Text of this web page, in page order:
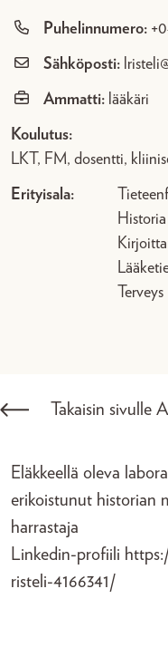
Puhelinnumero:
Sähköposti:
Ammatti: lääkäri
Koulutus:
LKT, FM, dosentti,
Erityisala:
Historia
Terveys
Takaisin sivulle
Eläkkeellä oleva
erikoistunut historian
harrastaja
Linkedin-profiili
risteli-4166341/